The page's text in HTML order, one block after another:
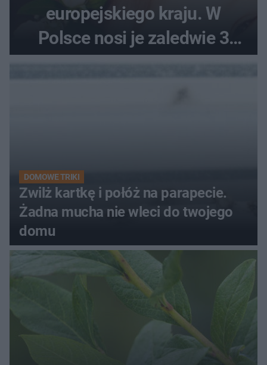
europejskiego kraju. W
Polsce nosi je zaledwie 3
kobiety
DOMOWE TRIKI
Zwilż kartkę i połóż na parapecie.
Żadna mucha nie wleci do twojego
domu